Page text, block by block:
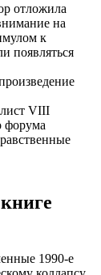
отложила
на
к
появляться
VIII
форума
1990-е